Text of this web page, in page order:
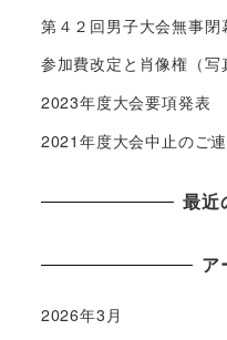
第４２回男子大会無事閉
参加費改定と肖像権（
2023年度大会要項発表
2021年度大会中止のご
最近
ア
2026年3月